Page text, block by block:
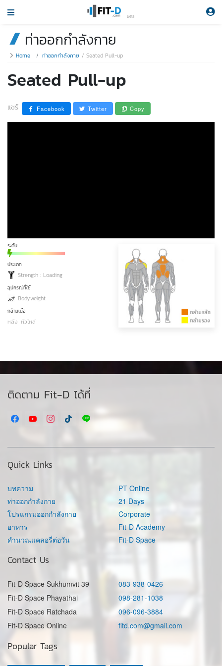
Beta
ท่าออกกำลังกาย
Home ท่าออกกำลังกาย Seated Pull-up
Seated Pull-up
แชร์ Facebook Twitter Copy
ระดับ
ประเภท
Strength : Loading
อุปกรณ์ที่ใช้
Bodyweight
กล้ามเนื้อ
หลัง หัวไหล่
ติดตาม Fit-D ได้ที่
Quick Links
บทความ
ท่าออกกำลังกาย
โปรแกรมออกกำลังกาย
อาหาร
คำนวณแคลอรี่ต่อวัน
PT Online
21 Days
Corporate
Fit-D Academy
Fit-D Space
Contact Us
Fit-D Space Sukhumvit 39
083-938-0426
Fit-D Space Phayathai
098-281-1038
Fit-D Space Ratchada
096-096-3884
Fit-D Space Online
fitd.com@gmail.com
Popular Tags